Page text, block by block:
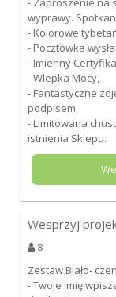
wyprawy.
- Kolorowe
- Pocztówka
- Imienny
- Wlepka Mocy,
- Fantastyczne
podpisem,
- Limitowana
istnienia Sklepu.
Wesprzyj
8
Zestaw Biało-
- Twoje imię